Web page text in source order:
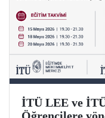
İTÜ LEE ve